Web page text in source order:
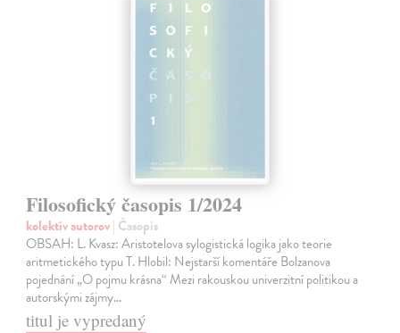
Filosofický časopis 1/2024
kolektív autorov| Časopis
OBSAH: L. Kvasz: Aristotelova sylogistická logika jako teorie
aritmetického typu T. Hlobil: Nejstarší komentáře Bolzanova
pojednání „O pojmu krásna“ Mezi rakouskou univerzitní politikou a
autorskými zájmy…
titul je vypredaný